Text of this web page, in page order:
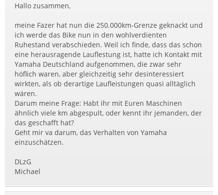
Hallo zusammen,
meine Fazer hat nun die 250.000km-Grenze geknackt und
ich werde das Bike nun in den wohlverdienten
Ruhestand verabschieden. Weil ich finde, dass das schon
eine herausragende Lauflestung ist, hatte ich Kontakt mit
Yamaha Deutschland aufgenommen, die zwar sehr
höflich waren, aber gleichzeitig sehr desinteressiert
wirkten, als ob derartige Laufleistungen quasi alltäglich
wären.
Darum meine Frage: Habt ihr mit Euren Maschinen
ähnlich viele km abgespult, oder kennt ihr jemanden, der
das geschafft hat?
Geht mir va darum, das Verhalten von Yamaha
einzuschätzen.
DLzG
Michael